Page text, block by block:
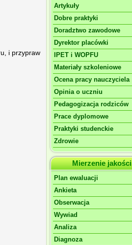
i przypraw
Artykuły
Dobre praktyki
Doradztwo zawodowe
Dyrektor placówki
IPET i WOPFU
Materiały szkoleniowe
Ocena pracy nauczyciela
Opinia o uczniu
Pedagogizacja rodziców
Prace dyplomowe
Praktyki studenckie
Zdrowie
Mierzenie jakości
Plan ewaluacji
Ankieta
Obserwacja
Wywiad
Analiza
Diagnoza